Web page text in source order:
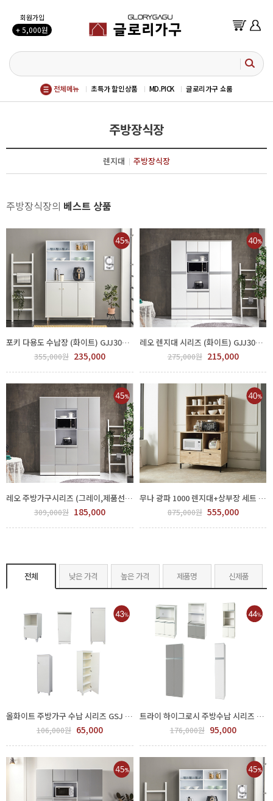
회원가입
+ 5,000원
전체메뉴 초특가 할인상품 MD.PICK 글로리가구 쇼룸
주방장식장
렌지대 주방장식장
주방장식장의 베스트 상품
포키 다용도 수납장 (화이트) GJJ300-270-6
355,000원 235,000
레오 렌지대 시리즈 (화이트) GJJ300-268-1
275,000원 215,000
레오 주방가구시리즈 (그레이,제품선택) GJJ300-268-4
309,000원 185,000
무나 광파 1000 렌지대+상부장 세트 GJJ300-272-3
875,000원 555,000
전체 낮은 가격 높은 가격 제품명 신제품
올화이트 주방가구 수납 시리즈 GSJ 1082-01
106,000원 65,000
트라이 하이그로시 주방수납 시리즈 GSJ 1086-01
176,000원 95,000